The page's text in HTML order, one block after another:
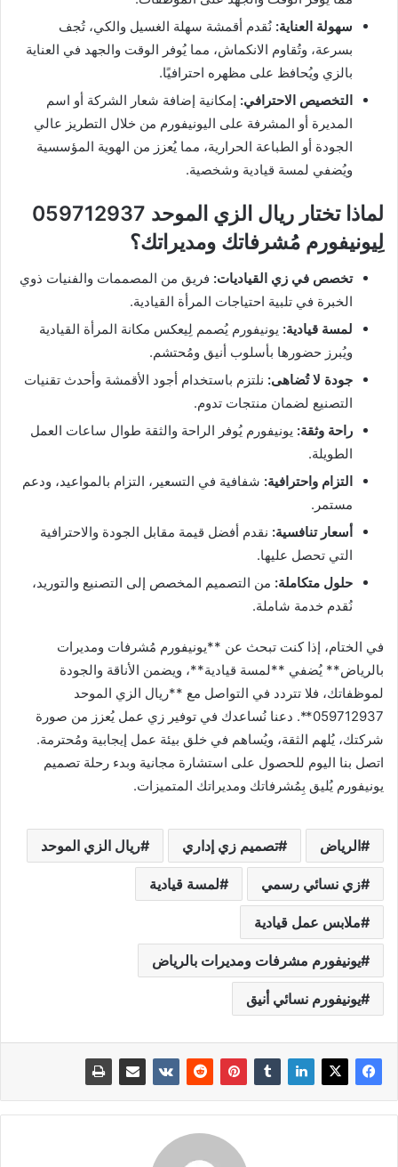
سهولة العناية: نُقدم أقمشة سهلة الغسيل والكي، تُجف
بسرعة، وتُقاوم الانكماش، مما يُوفر الوقت والجهد في العناية
بالزي ويُحافظ على مظهره احترافيًا.
التخصيص الاحترافي: إمكانية إضافة شعار الشركة أو اسم
المديرة أو المشرفة على اليونيفورم من خلال التطريز عالي
الجودة أو الطباعة الحرارية، مما يُعزز من الهوية المؤسسية
ويُضفي لمسة قيادية وشخصية.
لماذا تختار ريال الزي الموحد 059712937
لِيونيفورم مُشرفاتك ومديراتك؟
تخصص في زي القياديات: فريق من المصممات والفنيات ذوي
الخبرة في تلبية احتياجات المرأة القيادية.
لمسة قيادية: يونيفورم يُصمم لِيعكس مكانة المرأة القيادية
ويُبرز حضورها بأسلوب أنيق ومُحتشم.
جودة لا تُضاهى: نلتزم باستخدام أجود الأقمشة وأحدث تقنيات
التصنيع لضمان منتجات تدوم.
راحة وثقة: يونيفورم يُوفر الراحة والثقة طوال ساعات العمل
الطويلة.
التزام واحترافية: شفافية في التسعير، التزام بالمواعيد، ودعم
مستمر.
أسعار تنافسية: نقدم أفضل قيمة مقابل الجودة والاحترافية
التي تحصل عليها.
حلول متكاملة: من التصميم المخصص إلى التصنيع والتوريد،
نُقدم خدمة شاملة.
في الختام، إذا كنت تبحث عن **يونيفورم مُشرفات ومديرات
بالرياض** يُضفي **لمسة قيادية**، ويضمن الأناقة والجودة
لموظفاتك، فلا تتردد في التواصل مع **ريال الزي الموحد
059712937**. دعنا نُساعدك في توفير زي عمل يُعزز من صورة
شركتك، يُلهم الثقة، ويُساهم في خلق بيئة عمل إيجابية ومُحترمة.
اتصل بنا اليوم للحصول على استشارة مجانية وبدء رحلة تصميم
يونيفورم يُليق بِمُشرفاتك ومديراتك المتميزات.
الرياض تصميم زي إداري ريال الزي الموحد
زي نسائي رسمي لمسة قيادية
ملابس عمل قيادية
يونيفورم مشرفات ومديرات بالرياض
يونيفورم نسائي أنيق